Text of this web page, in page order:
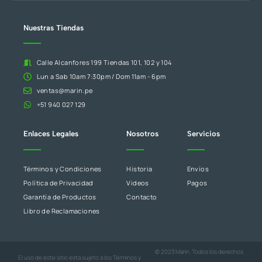
blanco.
Nuestras Tiendas
Calle Alcanfores 199 Tiendas 101, 102 y 104
Lun a Sab 10am 7:30pm / Dom 11am - 6pm
ventas@marin.pe
+51 940 027 129
Enlaces Legales
Términos y Condiciones
Política de Privacidad
Garantía de Productos
Libro de Reclamaciones
Nosotros
Historia
Videos
Contacto
Servicios
Envíos
Pagos
El uso de este sitio esta sujeto a los Términos y
© 2023 Marin. Todos los derechos